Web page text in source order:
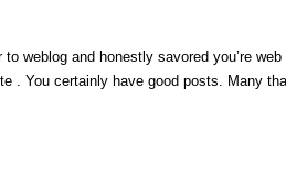
weblog and honestly savored you’re
. You certainly have good posts. Many